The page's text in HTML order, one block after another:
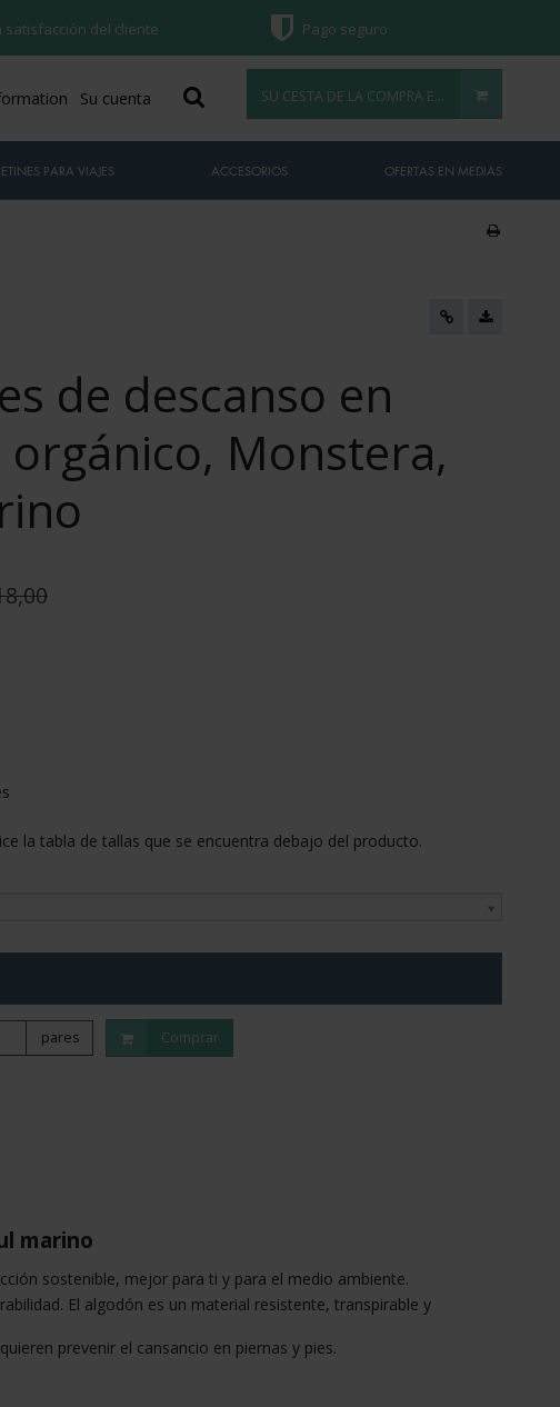
satisfacción del cliente Pago seguro
SU CESTA DE LA COMPRA ESTÁ VACÍA
Su cuenta
PARA VIAJES ACCESORIOS OFERTAS EN MEDIAS
de descanso en
Monstera,
la tabla de tallas que se encuentra debajo del producto.
pares Comprar
marino
sostenible, mejor para ti y para el medio ambiente.
El algodón es un material resistente, transpirable y
prevenir el cansancio en piernas y pies.